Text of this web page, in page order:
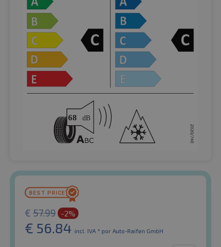
€ 57.99 -2%
€ 56.84 incl. IVA * por Auto-Raifen GmbH